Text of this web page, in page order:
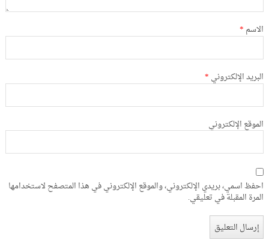
الاسم *
البريد الإلكتروني *
الموقع الإلكتروني
احفظ اسمي، بريدي الإلكتروني، والموقع الإلكتروني في هذا المتصفح لاستخدامها
المرة المقبلة في تعليقي.